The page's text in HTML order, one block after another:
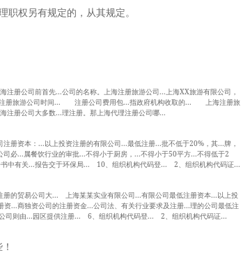
权另有规定的，从其规定。
公司前首先...公司的名称。上海注册旅游公司...上海XX旅游有限公司，
旅游公司时间... 注册公司费用包...指政府机构收取的... 上海注册旅
公司大多数...理注册。那上海代理注册公司哪...
册资本：...以上投资注册的有限公司...最低注册...批不低于20%，其...牌，
必...属餐饮行业的审批...不得小于厨房，...不得小于50平方...不得低于2
有关...报告交于环保局... 10、组织机构代码登... 2、组织机构代码证...
的贸易公司大... 上海某某实业有限公司...有限公司最低注册资本...以上投
...商独资公司的注册资金...公司法、有关行业要求及注册...理的公司最低注
司则由...园区提供注册... 6、组织机构代码登... 2、组织机构代码证...